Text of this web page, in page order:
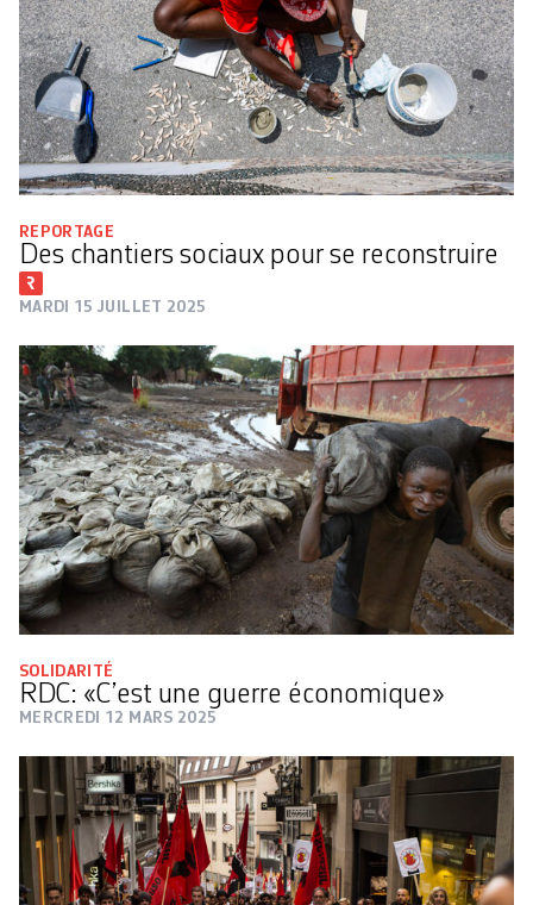
REPORTAGE
Des chantiers sociaux pour se reconstruire
MARDI 15 JUILLET 2025
SOLIDARITÉ
RDC: «C’est une guerre économique»
MERCREDI 12 MARS 2025